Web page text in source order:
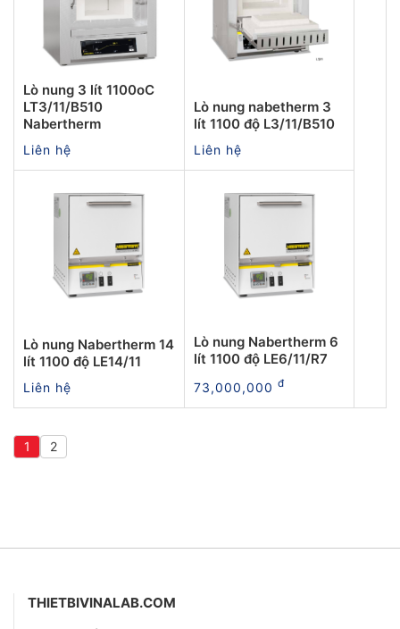
Lò nung 3 lít 1100oC
LT3/11/B510
Nabertherm
Liên hệ
Lò nung nabetherm 3
lít 1100 độ L3/11/B510
Liên hệ
Lò nung Nabertherm 14
lít 1100 độ LE14/11
Liên hệ
Lò nung Nabertherm 6
lít 1100 độ LE6/11/R7
73,000,000 đ
1 2
THIETBIVINALAB.COM